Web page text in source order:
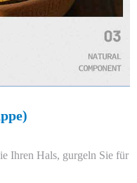
Ihren Hals, gurgeln Sie für